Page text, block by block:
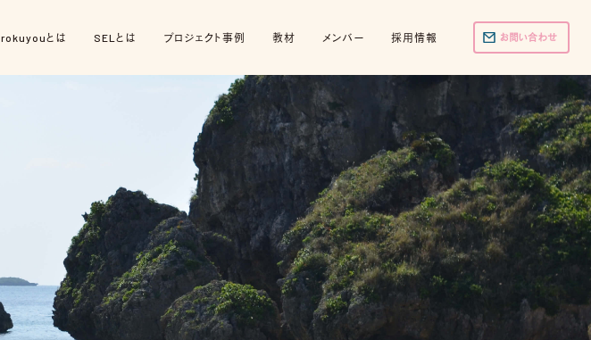
rokuyouとは SELとは プロジェクト事例 教材 メンバー 採用情報 お問い合わせ